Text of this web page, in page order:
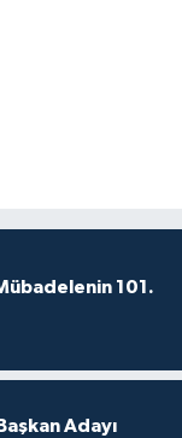
101.
Adayı